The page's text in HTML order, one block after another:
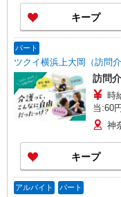
当
アの
格・
キープ
パート
ツクイ横浜上大岡（訪問介
訪問
時給
当:60
間深
帯）
・ケ
土日
験等
神
キープ
アルバイト パート